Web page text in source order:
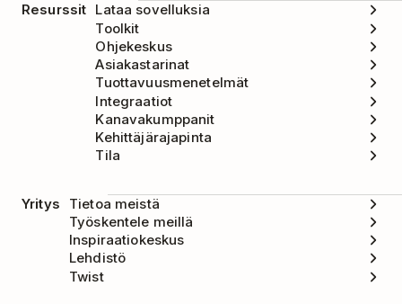
Resurssit Lataa sovelluksia
Toolkit
Ohjekeskus
Asiakastarinat
Tuottavuusmenetelmät
Integraatiot
Kanavakumppanit
Kehittäjärajapinta
Tila
Yritys
Tietoa meistä
Työskentele meillä
Inspiraatiokeskus
Lehdistö
Twist